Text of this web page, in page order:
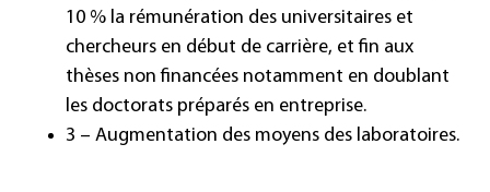
10 % la rémunération des universitaires et
chercheurs en début de carrière, et fin aux
thèses non financées notamment en doublant
les doctorats préparés en entreprise.
3 – Augmentation des moyens des laboratoires.